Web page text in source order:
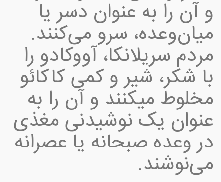
و آن را به عنوان دسر یا
میان‌وعده، سرو می‌کنند.
مردم سریلانکا، آووکادو را
با شکر، شیر و کمی کاکائو
مخلوط می‎کنند و آن را به
عنوان یک نوشیدنی مغذی
در وعده صبحانه یا عصرانه
می‌نوشند.